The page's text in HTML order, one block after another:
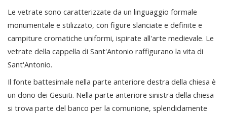
Le vetrate sono caratterizzate da un linguaggio formale
monumentale e stilizzato, con figure slanciate e definite e
campiture cromatiche uniformi, ispirate all'arte medievale. Le
vetrate della cappella di Sant'Antonio raffigurano la vita di
Sant'Antonio.
Il fonte battesimale nella parte anteriore destra della chiesa è
un dono dei Gesuiti. Nella parte anteriore sinistra della chiesa
si trova parte del banco per la comunione, splendidamente